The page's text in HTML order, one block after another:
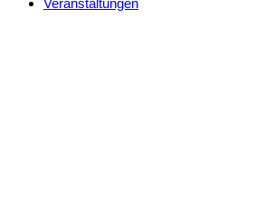
Veranstaltungen